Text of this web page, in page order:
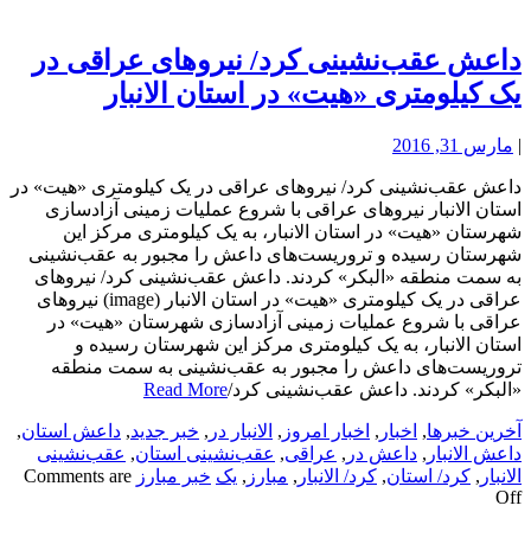
داعش عقب‌نشینی کرد/ نیروهای عراقی در
یک کیلومتری «هیت» در استان الانبار
| مارس 31, 2016
داعش عقب‌نشینی کرد/ نیروهای عراقی در یک کیلومتری «هیت» در
استان الانبار نیروهای عراقی با شروع عملیات زمینی آزادسازی
شهرستان «هیت» در استان الانبار، به یک کیلومتری مرکز این
شهرستان رسیده و تروریست‌های داعش را مجبور به عقب‌نشینی
به سمت منطقه «البکر» کردند. داعش عقب‌نشینی کرد/ نیروهای
عراقی در یک کیلومتری «هیت» در استان الانبار (image) نیروهای
عراقی با شروع عملیات زمینی آزادسازی شهرستان «هیت» در
استان الانبار، به یک کیلومتری مرکز این شهرستان رسیده و
تروریست‌های داعش را مجبور به عقب‌نشینی به سمت منطقه
«البکر» کردند. داعش عقب‌نشینی کرد/Read More
آخرین خبرها, اخبار , اخبار امروز , الانبار در , خبر جدید, داعش استان,
داعش الانبار , داعش در , عراقی, عقب‌نشینی استان, عقب‌نشینی
الانبار , کرد/ استان, کرد/ الانبار , مبارز , یک خبر مبارز Comments are
Off